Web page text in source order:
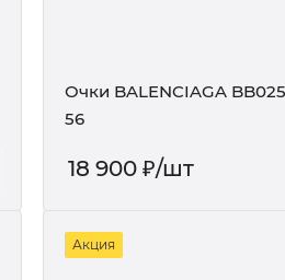
Очки BALENCIAGA
56
18 900₽/шт
Акция